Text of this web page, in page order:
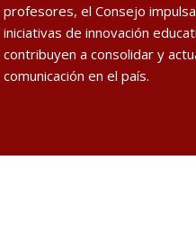
profesores, el Consejo
iniciativas de innovación
contribuyen a consolidar y
comunicación en el país.